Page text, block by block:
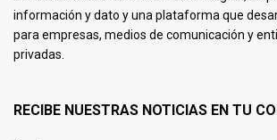
información y dato y una plataforma que
para empresas, medios de comunicación y
privadas.
RECIBE NUESTRAS NOTICIAS EN TU